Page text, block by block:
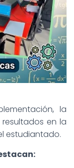
la
en la
estudiantado.